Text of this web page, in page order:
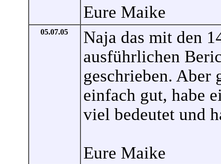
Eure Maike
05.07.05
Naja das mit den
ausführlichen
geschrieben. Aber
einfach gut, habe
viel bedeutet und
Eure Maike